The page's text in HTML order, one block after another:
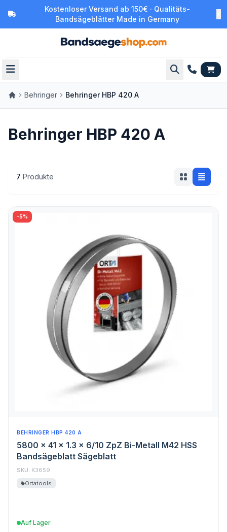
Kostenloser Versand ab 150€ · Qualitäts-
Bandsägeblätter Made in Germany
Behringer Behringer HBP 420 A
Behringer HBP 420 A
7 Produkte
-5%
BEHRINGER HBP 420 A
5800 x 41 x 1.3 x 6/10 ZpZ Bi-Metall M42 HSS
Bandsägeblatt Sägeblatt
SKU: K3659
Ortatools
Auf Lager